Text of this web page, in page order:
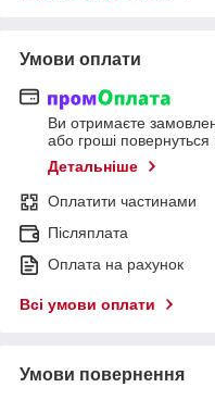
Умови оплати
Ви отримаєте
або гроші
Детальніше
Оплатити частинами
Післяплата
Оплата на рахунок
Всі умови оплати
Умови повернення